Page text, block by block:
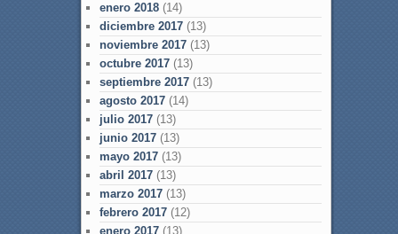
enero 2018(14)
diciembre 2017(13)
noviembre 2017(13)
octubre 2017(13)
septiembre 2017(13)
agosto 2017(14)
julio 2017(13)
junio 2017(13)
mayo 2017(13)
abril 2017(13)
marzo 2017(13)
febrero 2017(12)
enero 2017(13)